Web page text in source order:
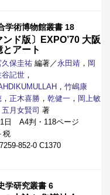
学術博物館叢書 18
ンド版〕EXPO’70 大阪
アート
久保圭祐 編著／永田靖 ， 岡
谷記世 ，
， 竹嶋康
， 正木喜勝 ， 乾健一 ， 岡上敏
五月女賢司 著
日 A4判・118ページ
税
852-0 C1370
学研究叢書 6